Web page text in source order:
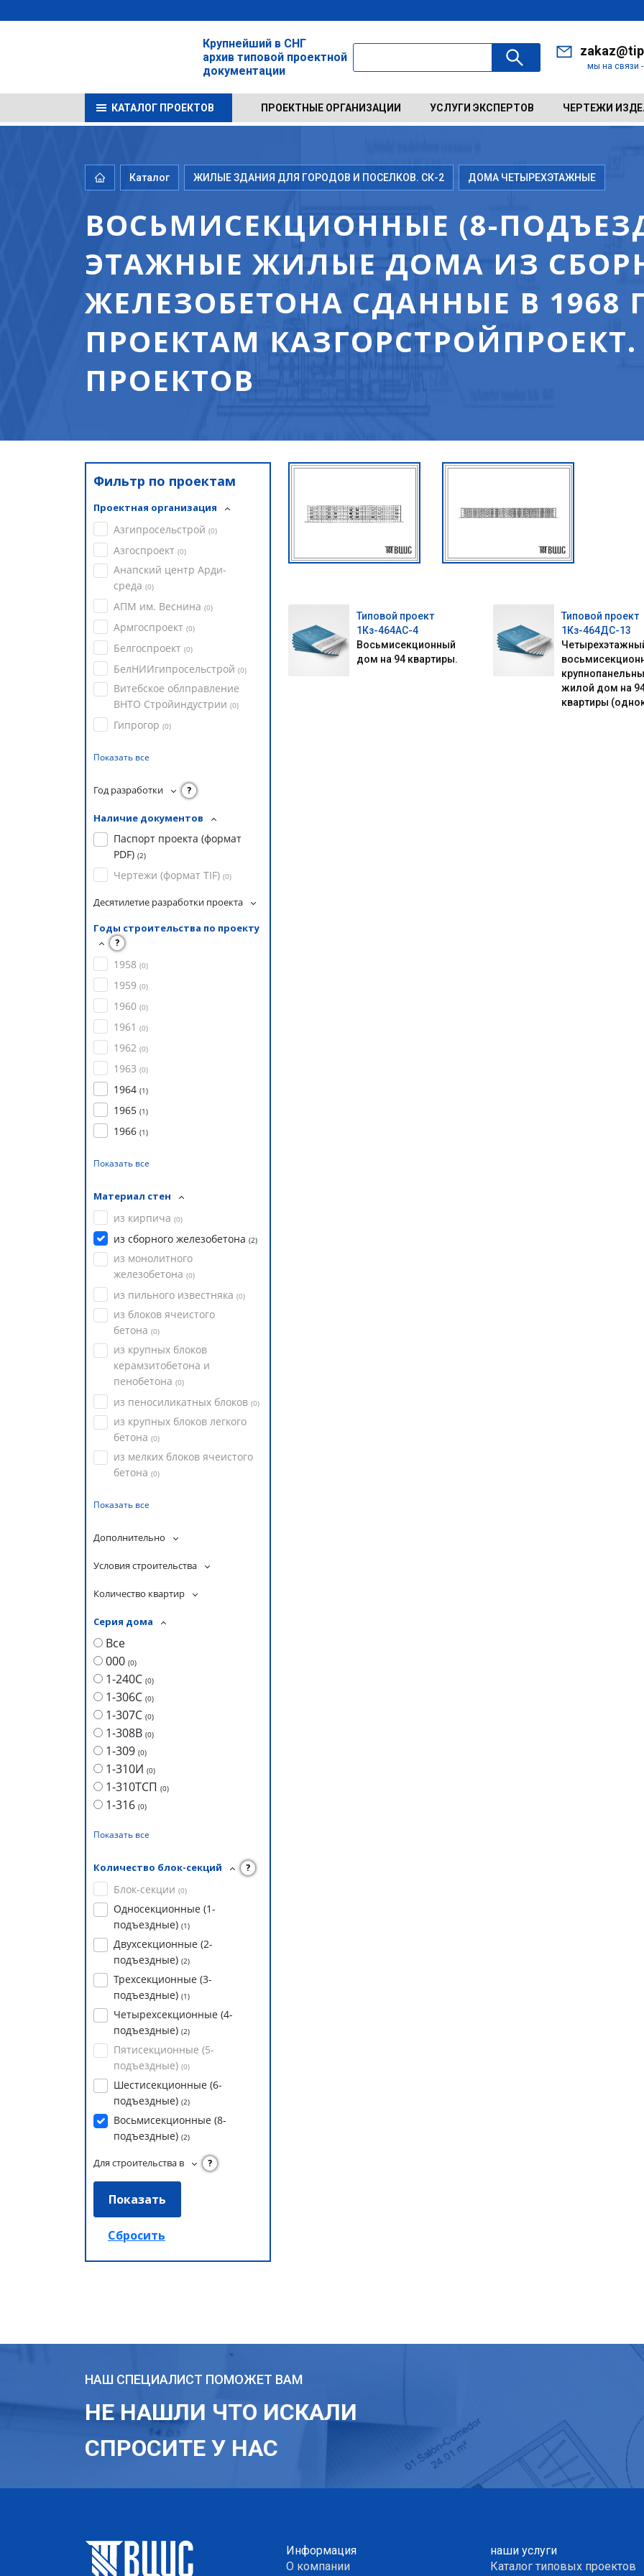
Крупнейший в СНГ
архив типовой проектной
документации
мы на связи
КАТАЛОГ ПРОЕКТОВ ПРОЕКТНЫЕ ОРГАНИЗАЦИИ УСЛУГИ ЭКСПЕРТОВ ЧЕРТЕЖИ
Каталог ЖИЛЫЕ ЗДАНИЯ ДЛЯ ГОРОДОВ И ПОСЕЛКОВ. СК-2 ДОМА ЧЕТЫРЕХЭТАЖНЫЕ
ВОСЬМИСЕКЦИОННЫЕ (8-
ЭТАЖНЫЕ ЖИЛЫЕ ДОМА ИЗ
ЖЕЛЕЗОБЕТОНА СДАННЫЕ В 1968
ПРОЕКТАМ
ПРОЕКТОВ
Фильтр по проектам
Проектная организация
Азгипросельстрой (0)
Азгоспроект (0)
Анапский центр Арди-
среда (0)
АПМ им. Веснина (0)
Армгоспроект (0)
Белгоспроект (0)
БелНИИгипросельстрой (0)
Витебское облправление
ВНТО Стройиндустрии (0)
Гипрогор (0)
Показать все
Год разработки ?
Наличие документов
Паспорт проекта (формат
PDF) (2)
Чертежи (формат TIF) (0)
Десятилетие разработки проекта
Годы строительства по проекту
?
1958 (0)
1959 (0)
1960 (0)
1961 (0)
1962 (0)
1963 (0)
1964 (1)
1965 (1)
1966 (1)
Показать все
Материал стен
из кирпича (0)
из сборного железобетона (2)
из монолитного
железобетона (0)
из пильного известняка (0)
из блоков ячеистого
бетона (0)
из крупных блоков
керамзитобетона и
пенобетона (0)
из пеносиликатных блоков (0)
из крупных блоков легкого
бетона (0)
из мелких блоков ячеистого
бетона (0)
Показать все
Дополнительно
Условия строительства
Количество квартир
Серия дома
Все
000 (0)
1-240С (0)
1-306С (0)
1-307С (0)
1-308В (0)
1-309 (0)
1-310И (0)
1-310ТСП (0)
1-316 (0)
Показать все
Количество блок-секций ?
Блок-секции (0)
Односекционные (1-
подъездные) (1)
Двухсекционные (2-
подъездные) (2)
Трехсекционные (3-
подъездные) (1)
Четырехсекционные (4-
подъездные) (2)
Пятисекционные (5-
подъездные) (0)
Шестисекционные (6-
подъездные) (2)
Восьмисекционные (8-
подъездные) (2)
Для строительства в ?
Типовой проект
1Кз-464АС-4
Восьмисекционный
дом на 94 квартиры.
Типовой проект
1Кз-464ДС-13
жилой дом на
квартиры
НАШ СПЕЦИАЛИСТ ПОМОЖЕТ ВАМ
НЕ НАШЛИ ЧТО ИСКАЛИ
СПРОСИТЕ У НАС
Информация
О компании
наши услуги
Каталог типовых проектов